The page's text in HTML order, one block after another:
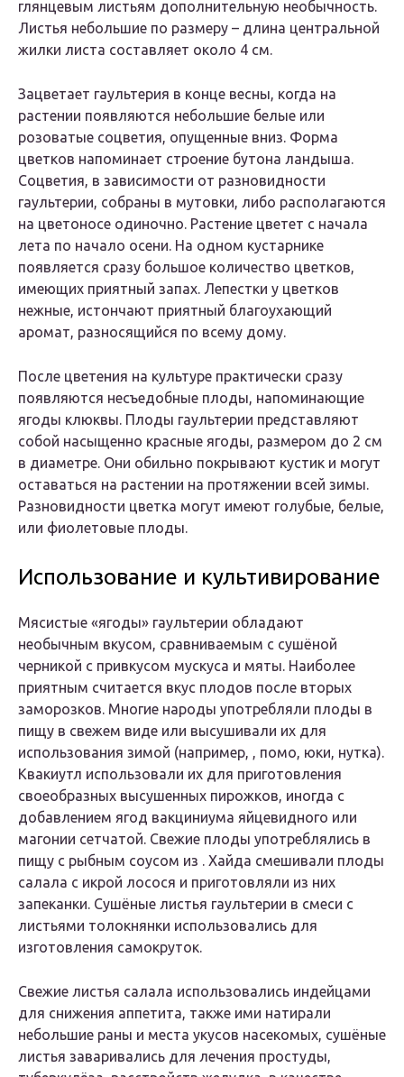
глянцевым листьям дополнительную необычность.
Листья небольшие по размеру – длина центральной
жилки листа составляет около 4 см.
Зацветает гаультерия в конце весны, когда на
растении появляются небольшие белые или
розоватые соцветия, опущенные вниз. Форма
цветков напоминает строение бутона ландыша.
Соцветия, в зависимости от разновидности
гаультерии, собраны в мутовки, либо располагаются
на цветоносе одиночно. Растение цветет с начала
лета по начало осени. На одном кустарнике
появляется сразу большое количество цветков,
имеющих приятный запах. Лепестки у цветков
нежные, истончают приятный благоухающий
аромат, разносящийся по всему дому.
После цветения на культуре практически сразу
появляются несъедобные плоды, напоминающие
ягоды клюквы. Плоды гаультерии представляют
собой насыщенно красные ягоды, размером до 2 см
в диаметре. Они обильно покрывают кустик и могут
оставаться на растении на протяжении всей зимы.
Разновидности цветка могут имеют голубые, белые,
или фиолетовые плоды.
Использование и культивирование
Мясистые «ягоды» гаультерии обладают
необычным вкусом, сравниваемым с сушёной
черникой с привкусом мускуса и мяты. Наиболее
приятным считается вкус плодов после вторых
заморозков. Многие народы употребляли плоды в
пищу в свежем виде или высушивали их для
использования зимой (например, , помо, юки, нутка).
Квакиутл использовали их для приготовления
своеобразных высушенных пирожков, иногда с
добавлением ягод вакциниума яйцевидного или
магонии сетчатой. Свежие плоды употреблялись в
пищу с рыбным соусом из . Хайда смешивали плоды
салала с икрой лосося и приготовляли из них
запеканки. Сушёные листья гаультерии в смеси с
листьями толокнянки использовались для
изготовления самокруток.
Свежие листья салала использовались индейцами
для снижения аппетита, также ими натирали
небольшие раны и места укусов насекомых, сушёные
листья заваривались для лечения простуды,